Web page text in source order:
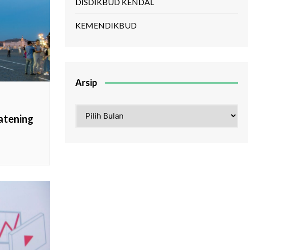
KEMENDIKBUD
Arsip